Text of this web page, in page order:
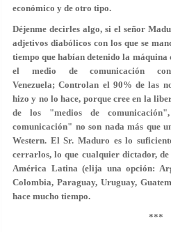
económico y de otro tipo.
Déjenme decirles algo, si el señor
adjetivos diabólicos con los que se
tiempo que habían detenido la máquina
el medio de comunicación
Venezuela; Controlan el 90% de las
hizo y no lo hace, porque cree en la
de los "medios de
comunicación" no son nada más que
Western. El Sr. Maduro es lo
cerrarlos, lo que cualquier dictador,
América Latina (elija una opción:
Colombia, Paraguay, Uruguay,
hace mucho tiempo.
***